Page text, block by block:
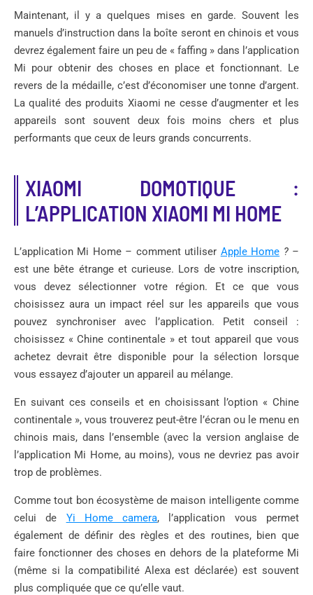
Maintenant, il y a quelques mises en garde. Souvent les
manuels d’instruction dans la boîte seront en chinois et vous
devrez également faire un peu de « faffing » dans l’application
Mi pour obtenir des choses en place et fonctionnant. Le
revers de la médaille, c’est d’économiser une tonne d’argent.
La qualité des produits Xiaomi ne cesse d’augmenter et les
appareils sont souvent deux fois moins chers et plus
performants que ceux de leurs grands concurrents.
XIAOMI DOMOTIQUE :
L’APPLICATION XIAOMI MI HOME
L’application Mi Home – comment utiliser Apple Home ? –
est une bête étrange et curieuse. Lors de votre inscription,
vous devez sélectionner votre région. Et ce que vous
choisissez aura un impact réel sur les appareils que vous
pouvez synchroniser avec l’application. Petit conseil :
choisissez « Chine continentale » et tout appareil que vous
achetez devrait être disponible pour la sélection lorsque
vous essayez d’ajouter un appareil au mélange.
En suivant ces conseils et en choisissant l’option « Chine
continentale », vous trouverez peut-être l’écran ou le menu en
chinois mais, dans l’ensemble (avec la version anglaise de
l’application Mi Home, au moins), vous ne devriez pas avoir
trop de problèmes.
Comme tout bon écosystème de maison intelligente comme
celui de Yi Home camera, l’application vous permet
également de définir des règles et des routines, bien que
faire fonctionner des choses en dehors de la plateforme Mi
(même si la compatibilité Alexa est déclarée) est souvent
plus compliquée que ce qu’elle vaut.